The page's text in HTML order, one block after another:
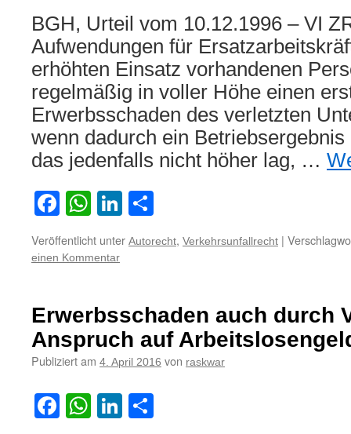
BGH, Urteil vom 10.12.1996 – VI
Aufwendungen für
erhöhten Einsatz vorhandenen
regelmäßig in voller Höhe einen
Erwerbsschaden des verletzten
wenn dadurch ein
das jedenfalls nicht höher lag, …
Facebook
WhatsApp
LinkedIn
Veröffentlicht unter Autorecht, Verkehrsunfallrecht |
einen Kommentar
Erwerbsschaden auch durch
Anspruch auf
Publiziert am 4. April 2016 von raskwar
Facebook
WhatsApp
LinkedIn